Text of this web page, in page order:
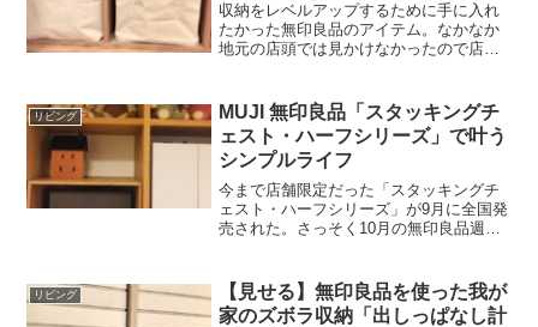
収納をレベルアップするために手に入れ
たかった無印良品のアイテム。なかなか
地元の店頭では見かけなかったので店舗
でいるので普段はもっと速いかも）通常
のソフトボックスとは違...
リビング
MUJI 無印良品「スタッキングチ
ェスト・ハーフシリーズ」で叶う
シンプルライフ
今まで店舗限定だった「スタッキングチ
ェスト・ハーフシリーズ」が9月に全国発
売された。さっそく10月の無印良品週間
働なのだろう。今まで書いた「スタッキ
ングチェスト・ハーフ...
リビング
【見せる】無印良品を使った我が
家のズボラ収納「出しっぱなし計